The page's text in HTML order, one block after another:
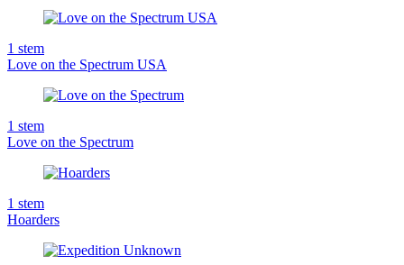
1 stem
Love on the Spectrum USA
1 stem
Love on the Spectrum
1 stem
Hoarders